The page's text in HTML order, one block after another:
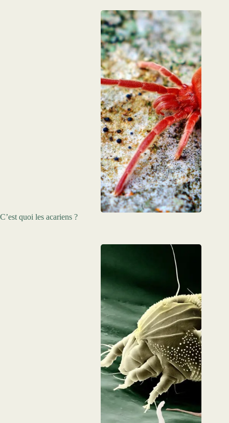
C’est quoi les acariens ?